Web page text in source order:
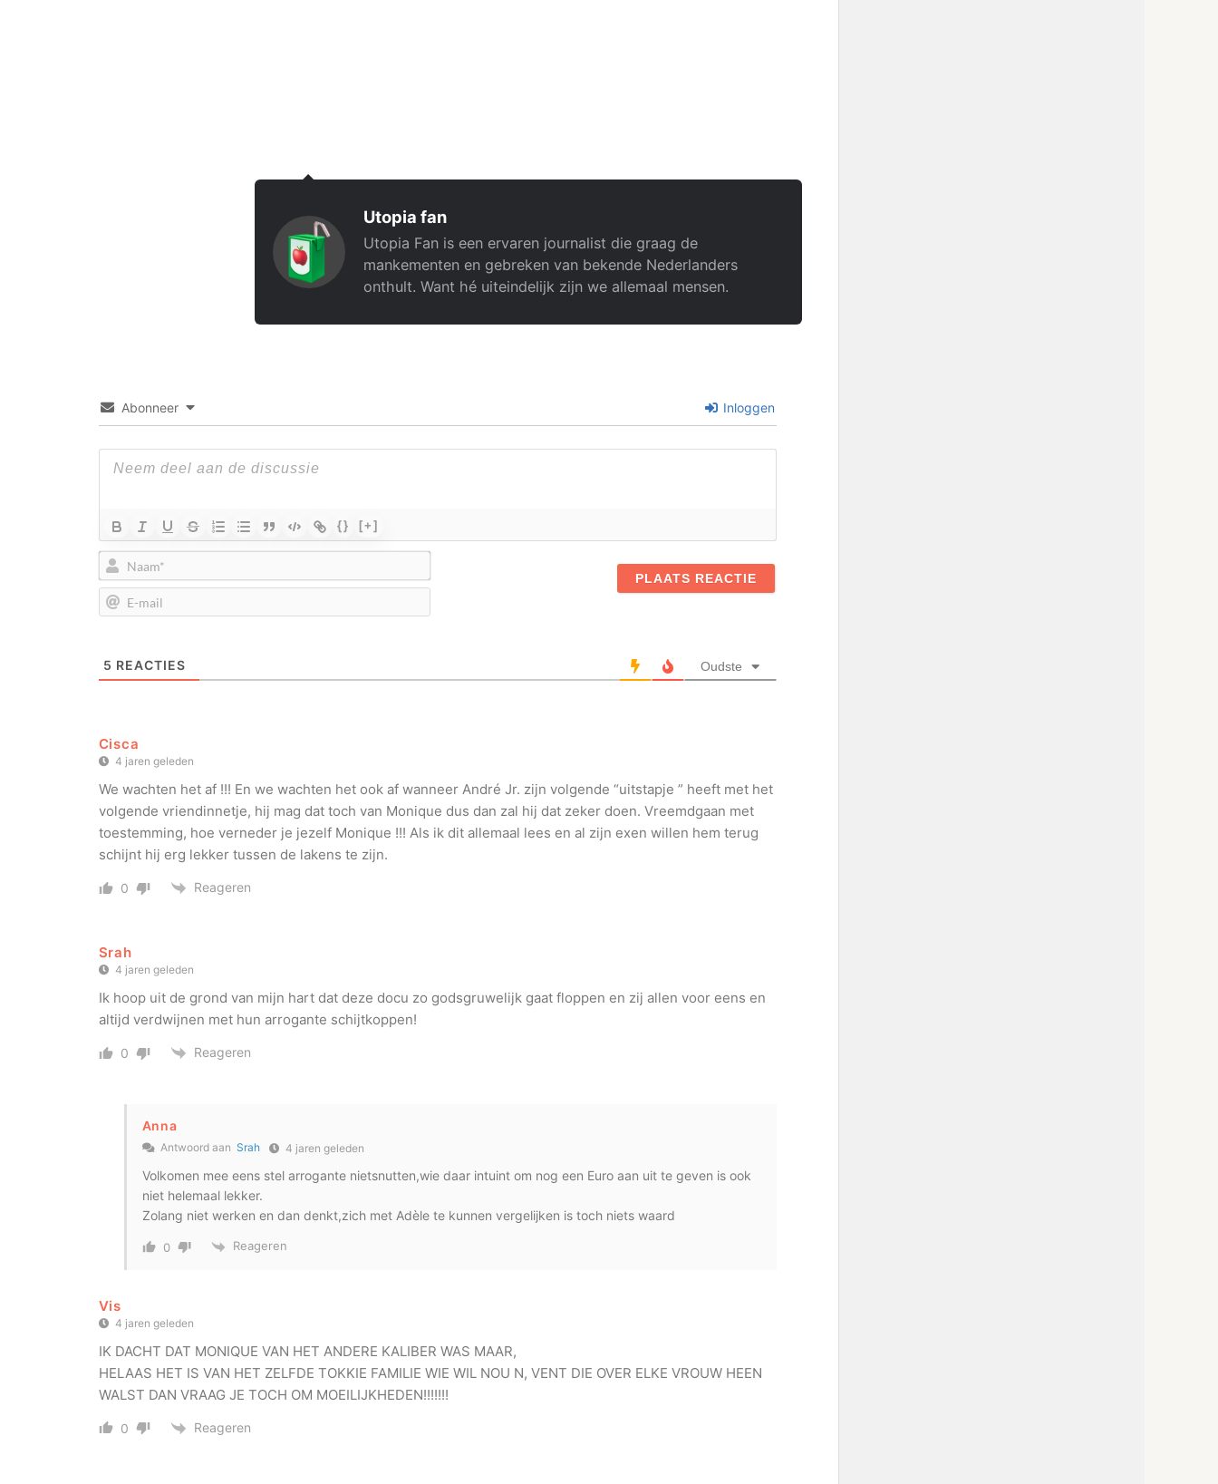
Utopia fan
Utopia Fan is een ervaren journalist die graag de
mankementen en gebreken van bekende Nederlanders
onthult. Want hé uiteindelijk zijn we allemaal mensen.
Abonneer Inloggen
{} [+]
Naam*
mail
5 REACTIES Oudste
Cisca
4 jaren geleden
We wachten het af !!! En we wachten het ook af wanneer André Jr. zijn volgende “uitstapje ” heeft met het
volgende vriendinnetje, hij mag dat toch van Monique dus dan zal hij dat zeker doen. Vreemdgaan met
toestemming, hoe verneder je jezelf Monique !!! Als ik dit allemaal lees en al zijn exen willen hem terug
schijnt hij erg lekker tussen de lakens te zijn.
0 Reageren
Srah
4 jaren geleden
Ik hoop uit de grond van mijn hart dat deze docu zo godsgruwelijk gaat floppen en zij allen voor eens en
altijd verdwijnen met hun arrogante schijtkoppen!
0 Reageren
Anna
Antwoord aan Srah 4 jaren geleden
Volkomen mee eens stel arrogante nietsnutten,wie daar intuint om nog een Euro aan uit te geven is ook
niet helemaal lekker.
Zolang niet werken en dan denkt,zich met Adèle te kunnen vergelijken is toch niets waard
0 Reageren
Vis
4 jaren geleden
IK DACHT DAT MONIQUE VAN HET ANDERE KALIBER WAS MAAR,
HELAAS HET IS VAN HET ZELFDE TOKKIE FAMILIE WIE WIL NOU N, VENT DIE OVER ELKE VROUW HEEN
WALST DAN VRAAG JE TOCH OM MOEILIJKHEDEN!!!!!!!
0 Reageren